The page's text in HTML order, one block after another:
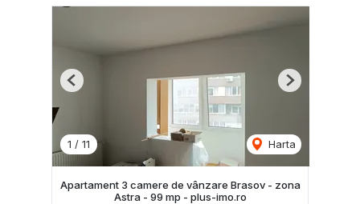
1 / 11 Harta
Previous Next
Apartament 3 camere de vânzare Brasov - zona
Astra - 99 mp - plus-imo.ro